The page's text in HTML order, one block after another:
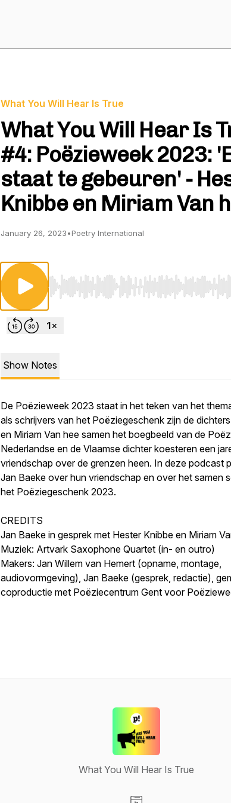
What You Will Hear Is True
What You Will Hear Is
#4: Poëzieweek 2023:
staat te gebeuren' -
Knibbe en Miriam Van
January 26, 2023•Poetry International
Use Left/Right to seek, Home/End to
Show Notes
De Poëzieweek 2023 staat in het teken van het
als schrijvers van het Poëziegeschenk zijn de
en Miriam Van hee samen het boegbeeld van de
Nederlandse en de Vlaamse dichter koesteren een
vriendschap over de grenzen heen. In deze podcast
Jan Baeke over hun vriendschap en over het samen
het Poëziegeschenk 2023.
CREDITS
Jan Baeke in gesprek met Hester Knibbe en Miriam
Muziek: Artvark Saxophone Quartet (in- en outro)
Makers: Jan Willem van Hemert (opname, montage,
audiovormgeving), Jan Baeke (gesprek, redactie),
coproductie met Poëziecentrum Gent voor
What You Will Hear Is True